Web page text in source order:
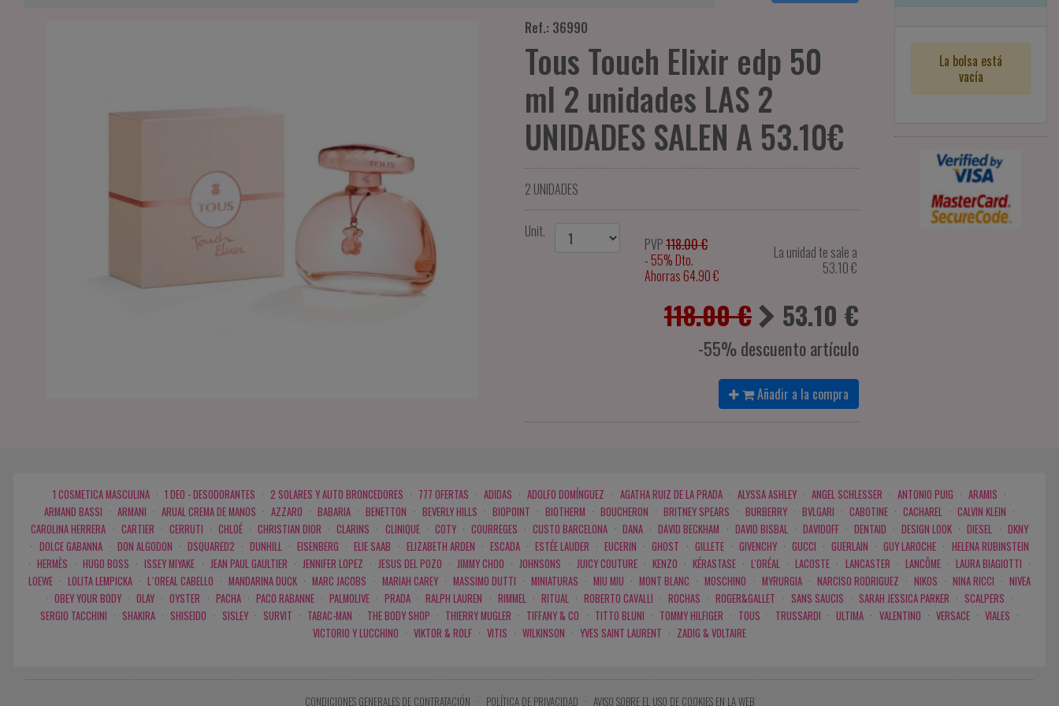
Ref.: 36990
Tous Touch Elixir edp 50
ml 2 unidades LAS 2
UNIDADES SALEN A 53.10€
2 UNIDADES
Unit.
PVP118.00 €
- 55% Dto.
Ahorras 64.90 €
La unidad te sale a
53.10€
118.00 € 53.10 €
-55% descuento artículo
Añadir a la compra
La bolsa está
vacía
1 COSMETICA MASCULINA · 1 DEO - DESODORANTES · 2 SOLARES Y AUTO BRONCEDORES · 777 OFERTAS · ADIDAS · ADOLFO DOMÍNGUEZ · AGATHA RUIZ DE LA PRADA · ALYSSA ASHLEY · ANGEL SCHLESSER · ANTONIO PUIG · ARAMIS ·
ARMAND BASSI · ARMANI · ARUAL CREMA DE MANOS · AZZARO · BABARIA · BENETTON · BEVERLY HILLS · BIOPOINT · BIOTHERM · BOUCHERON · BRITNEY SPEARS · BURBERRY · BVLGARI · CABOTINE · CACHAREL · CALVIN KLEIN ·
CAROLINA HERRERA · CARTIER · CERRUTI · CHLOÉ · CHRISTIAN DIOR · CLARINS · CLINIQUE · COTY · COURREGES · CUSTO BARCELONA · DANA · DAVID BECKHAM · DAVID BISBAL · DAVIDOFF · DENTAID · DESIGN LOOK · DIESEL · DKNY
· DOLCE GABANNA · DON ALGODON · DSQUARED2 · DUNHILL · EISENBERG · ELIE SAAB · ELIZABETH ARDEN · ESCADA · ESTÉE LAUDER · EUCERIN · GHOST · GILLETE · GIVENCHY · GUCCI · GUERLAIN · GUY LAROCHE · HELENA RUBINSTEIN
· HERMÈS · HUGO BOSS · ISSEY MIYAKE · JEAN PAUL GAULTIER · JENNIFER LOPEZ · JESUS DEL POZO · JIMMY CHOO · JOHNSONS · JUICY COUTURE · KENZO · KÉRASTASE · L'ORÉAL · LACOSTE · LANCASTER · LANCÔME · LAURA BIAGIOTTI ·
LOEWE · LOLITA LEMPICKA · L`OREAL CABELLO · MANDARINA DUCK · MARC JACOBS · MARIAH CAREY · MASSIMO DUTTI · MINIATURAS · MIU MIU · MONT BLANC · MOSCHINO · MYRURGIA · NARCISO RODRIGUEZ · NIKOS · NINA RICCI · NIVEA
· OBEY YOUR BODY · OLAY · OYSTER · PACHA · PACO RABANNE · PALMOLIVE · PRADA · RALPH LAUREN · RIMMEL · RITUAL · ROBERTO CAVALLI · ROCHAS · ROGER&GALLET · SANS SAUCIS · SARAH JESSICA PARKER · SCALPERS ·
SERGIO TACCHINI · SHAKIRA · SHISEIDO · SISLEY · SURVIT · TABAC-MAN · THE BODY SHOP · THIERRY MUGLER · TIFFANY & CO · TITTO BLUNI · TOMMY HILFIGER · TOUS · TRUSSARDI · ULTIMA · VALENTINO · VERSACE · VIALES ·
VICTORIO Y LUCCHINO · VIKTOR & ROLF · VITIS · WILKINSON · YVES SAINT LAURENT · ZADIG & VOLTAIRE
CONDICIONES GENERALES DE CONTRATACIÓN · POLÍTICA DE PRIVACIDAD · AVISO SOBRE EL USO DE COOKIES EN LA WEB